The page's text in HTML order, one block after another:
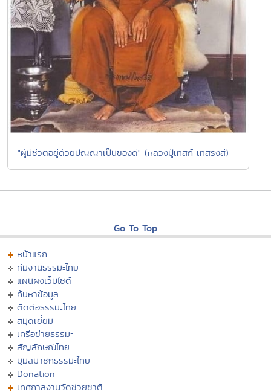
"ผู้มีชีวิตอยู่ด้วยปัญญาเป็นของดี" (หลวงปู่เทสก์ เทสรังสี)
Go To Top
หน้าแรก
ทีมงานธรรมะไทย
แผนผังเว็บไซต์
ค้นหาข้อมูล
ติดต่อธรรมะไทย
สมุดเยี่ยม
เครือข่ายธรรมะ
สัญลักษณ์ไทย
มุมสมาชิกธรรมะไทย
Donation
เทศกาลงานวัดช่วยชาติ